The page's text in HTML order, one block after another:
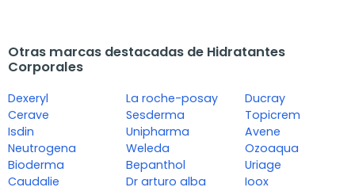
Otras marcas destacadas de Hidratantes
Corporales
Dexeryl
Cerave
Isdin
Neutrogena
Bioderma
Caudalie
La roche-posay
Sesderma
Unipharma
Weleda
Bepanthol
Dr arturo alba
Ducray
Topicrem
Avene
Ozoaqua
Uriage
Ioox